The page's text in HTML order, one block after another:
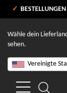
BESTELLUNGEN
Wähle dein
sehen.
Vereinigte